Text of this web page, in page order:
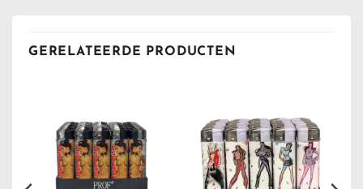
GERELATEERDE PRODUCTEN